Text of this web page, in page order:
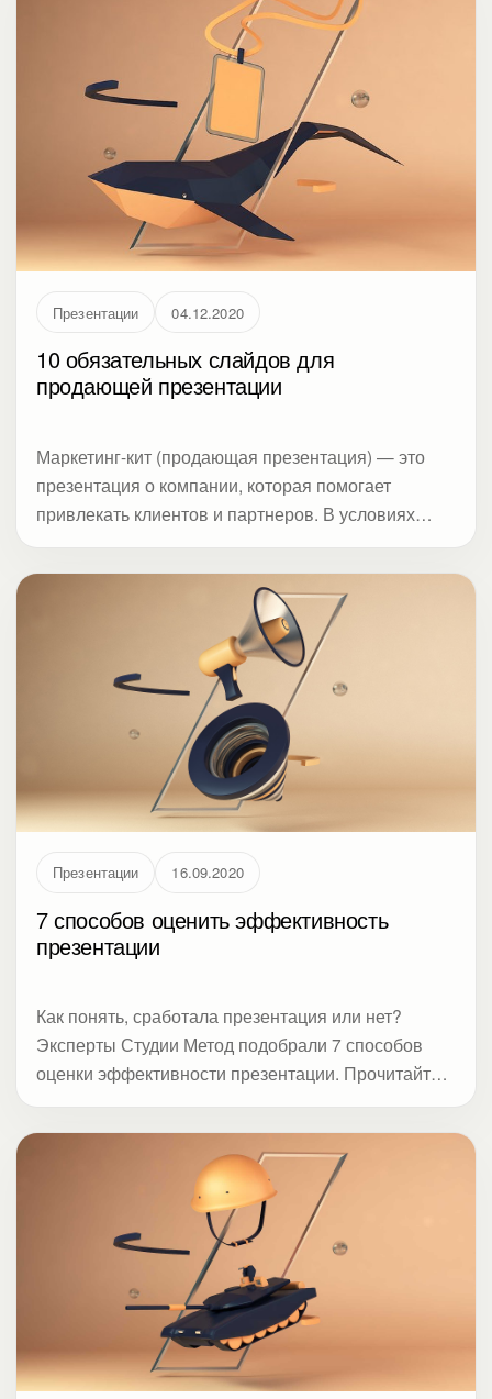
«как устраиваться на работу удаленно», «где
искать заказчиков, если ты фрилансер», «что
поможет организовать работу из дома», «как
грамотно подойти к оформлению документов при
Презентации 04.12.2020
10 обязательных слайдов для
продающей презентации
Маркетинг-кит (продающая презентация) — это
презентация о компании, которая помогает
привлекать клиентов и партнеров. В условиях
набирает популярность.
Презентации 16.09.2020
7 способов оценить эффективность
презентации
Как понять, сработала презентация или нет?
Эксперты Студии Метод подобрали 7 способов
оценки эффективности презентации. Прочитайте,
инфографику, репетировать, или аудиторию
интересует что-то другое.